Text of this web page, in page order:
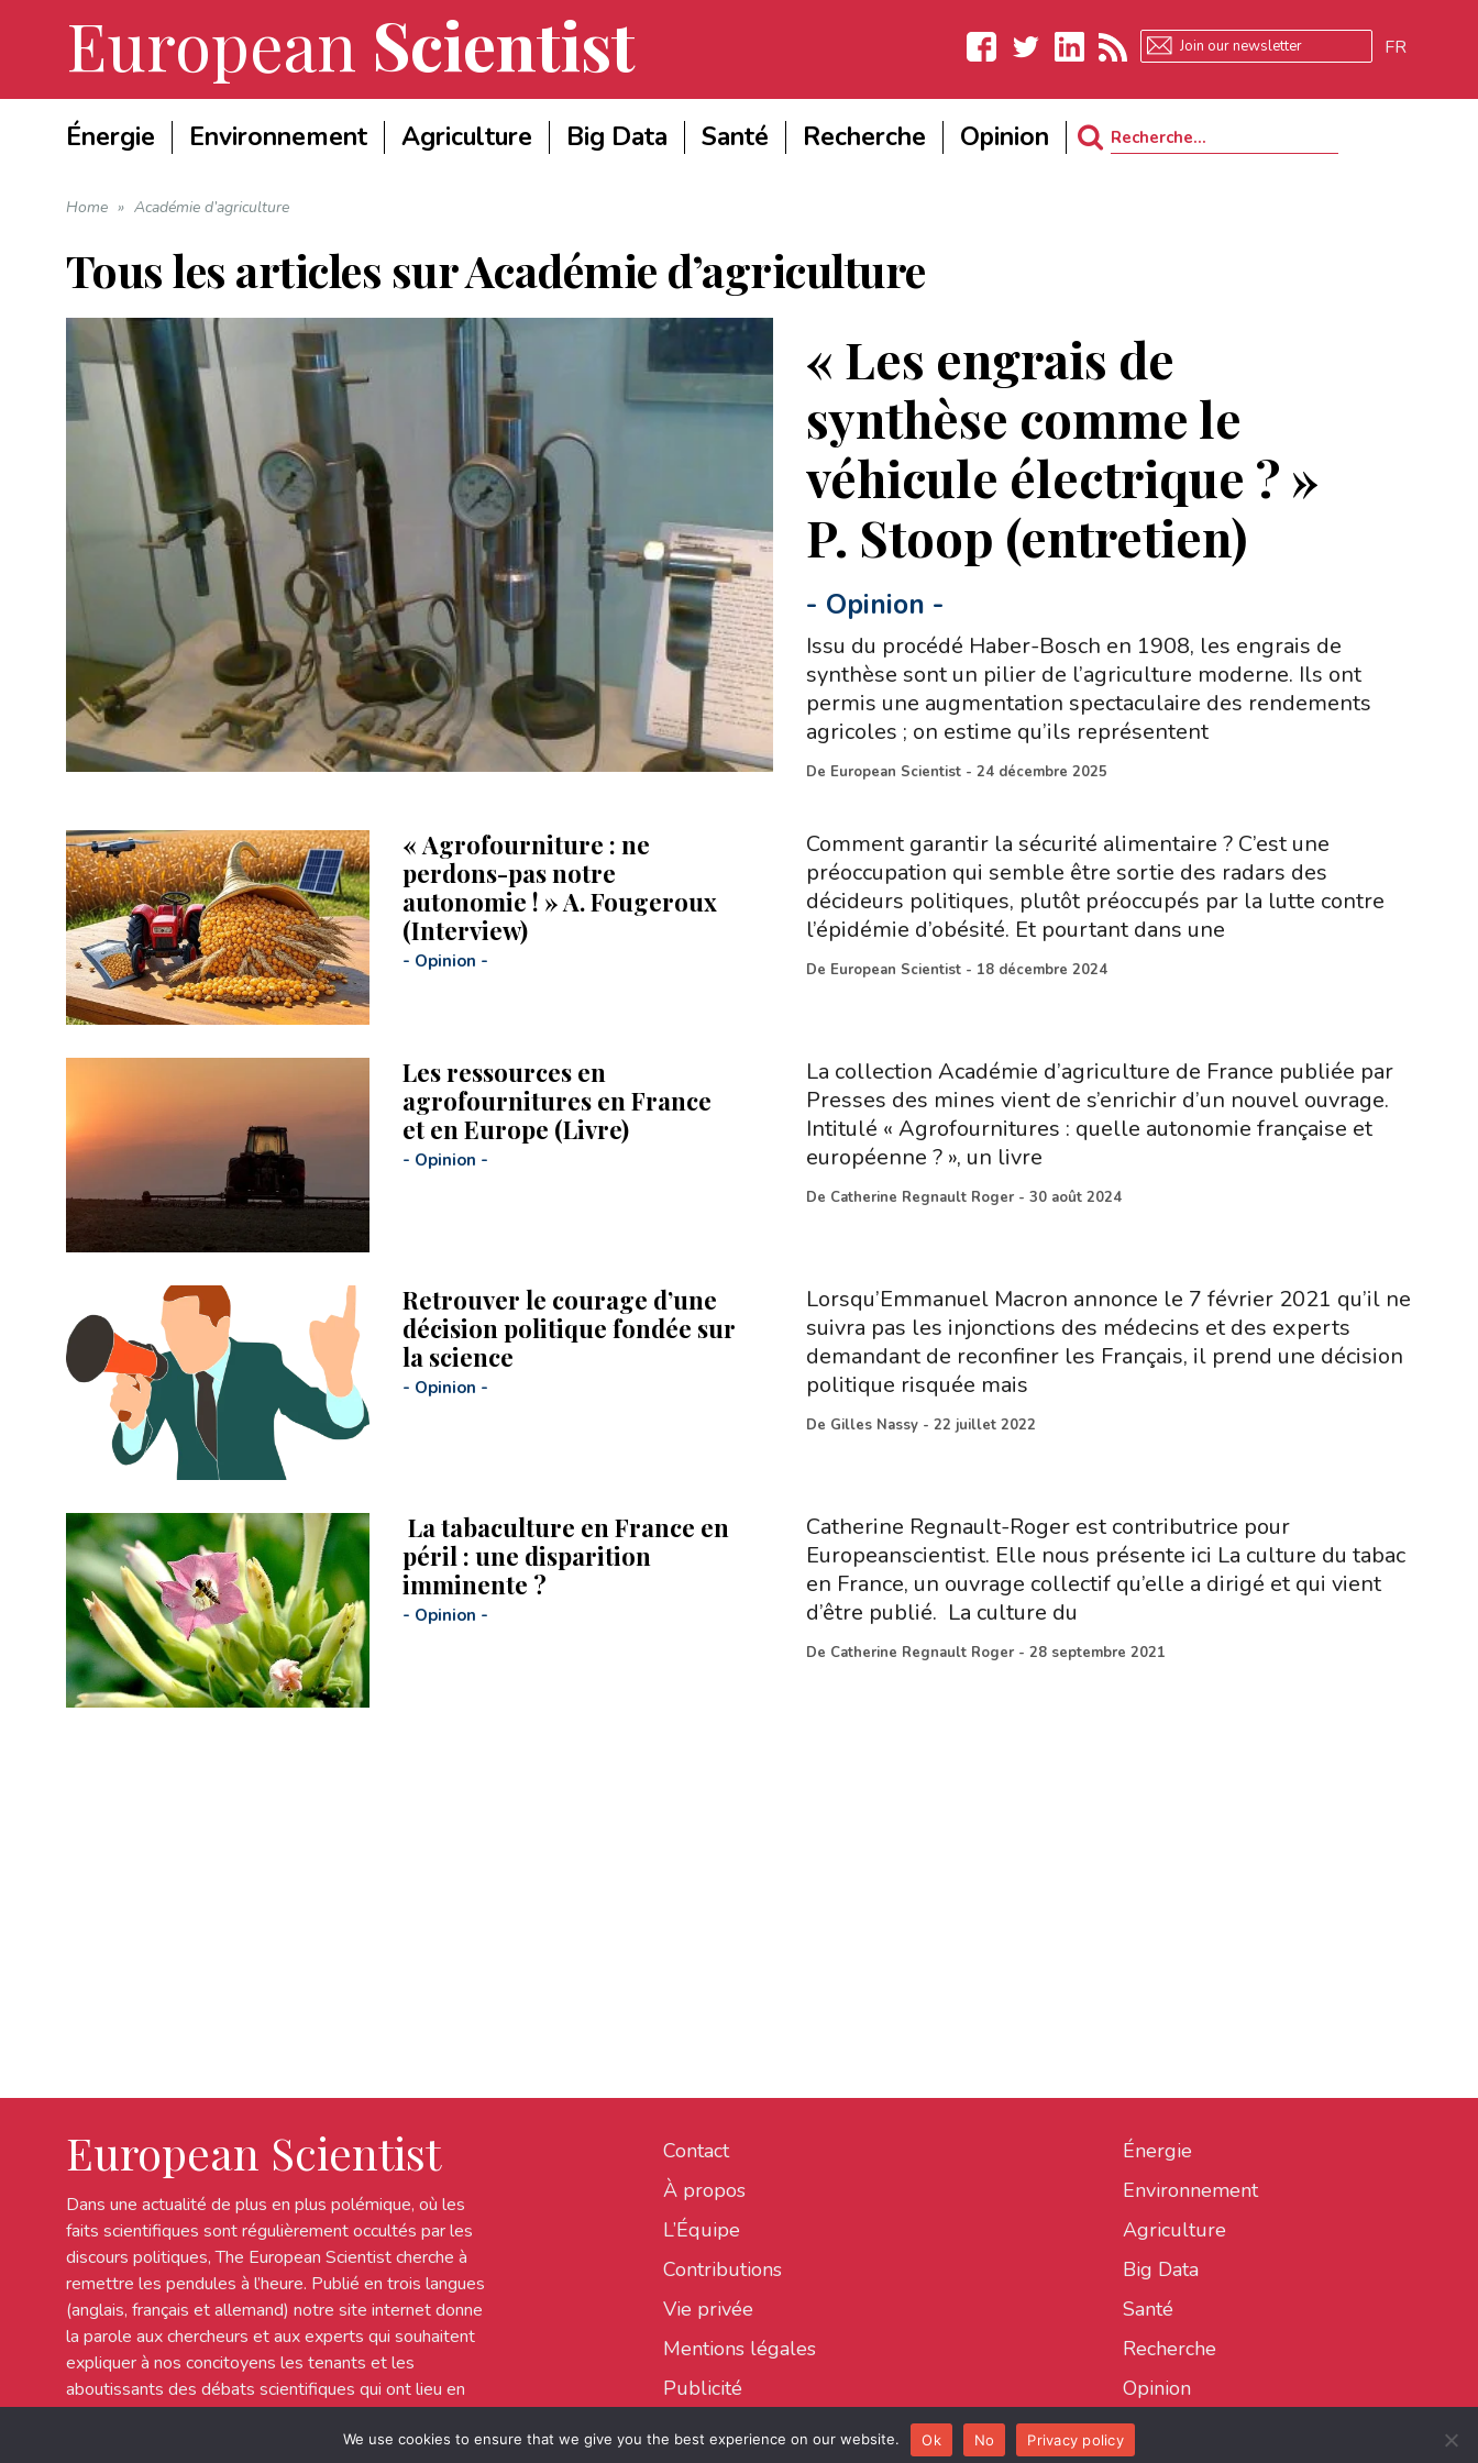
European Scientist
LinkedIn
FR
Énergie Environnement Agriculture Big Data Santé Recherche Opinion
Search
Home » Académie d’agriculture
Tous les articles surAcadémie d’agriculture
« Les engrais de
synthèse comme le
véhicule électrique ? »
P. Stoop (entretien)
- Opinion -
Issu du procédé Haber-Bosch en 1908, les engrais de
synthèse sont un pilier de l’agriculture moderne. Ils ont
permis une augmentation spectaculaire des rendements
agricoles ; on estime qu’ils représentent
De European Scientist -24 décembre 2025
« Agrofourniture : ne
perdons-pas notre
autonomie ! » A. Fougeroux
(Interview)
- Opinion -
Comment garantir la sécurité alimentaire ? C’est une
préoccupation qui semble être sortie des radars des
décideurs politiques, plutôt préoccupés par la lutte contre
l’épidémie d’obésité. Et pourtant dans une
De European Scientist - 18 décembre 2024
Les ressources en
agrofournitures en France
et en Europe (Livre)
- Opinion -
La collection Académie d’agriculture de France publiée par
Presses des mines vient de s’enrichir d’un nouvel ouvrage.
Intitulé « Agrofournitures : quelle autonomie française et
européenne ? », un livre
De Catherine Regnault Roger - 30 août 2024
Retrouver le courage d’une
décision politique fondée sur
la science
- Opinion -
Lorsqu’Emmanuel Macron annonce le 7 février 2021 qu’il ne
suivra pas les injonctions des médecins et des experts
demandant de reconfiner les Français, il prend une décision
politique risquée mais
De Gilles Nassy - 22 juillet 2022
La tabaculture en France en
péril : une disparition
imminente ?
- Opinion -
Catherine Regnault-Roger est contributrice pour
Europeanscientist. Elle nous présente ici La culture du tabac
en France, un ouvrage collectif qu’elle a dirigé et qui vient
d’être publié. La culture du
De Catherine Regnault Roger - 28 septembre 2021
European Scientist
Dans une actualité de plus en plus polémique, où les
faits scientifiques sont régulièrement occultés par les
discours politiques, The European Scientist cherche à
remettre les pendules à l’heure. Publié en trois langues
(anglais, français et allemand) notre site internet donne
la parole aux chercheurs et aux experts qui souhaitent
expliquer à nos concitoyens les tenants et les
aboutissants des débats scientifiques qui ont lieu en
Contact
À propos
L’Équipe
Contributions
Vie privée
Mentions légales
Publicité
Énergie
Environnement
Agriculture
Big Data
Santé
Recherche
Opinion
© 2022 European Scientist - All rights reserved.
We use cookies to ensure that we give you the best experience on our website. Ok No Privacy policy